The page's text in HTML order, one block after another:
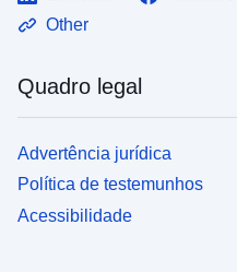
Other
Quadro legal
Advertência jurídica
Política de testemunhos
Acessibilidade